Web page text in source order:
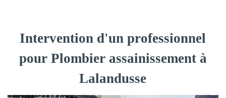
Intervention d'un professionnel
pour Plombier assainissement à
Lalandusse